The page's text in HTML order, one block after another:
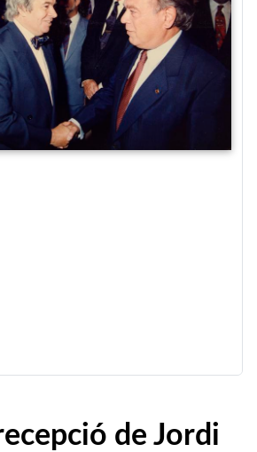
de Jordi